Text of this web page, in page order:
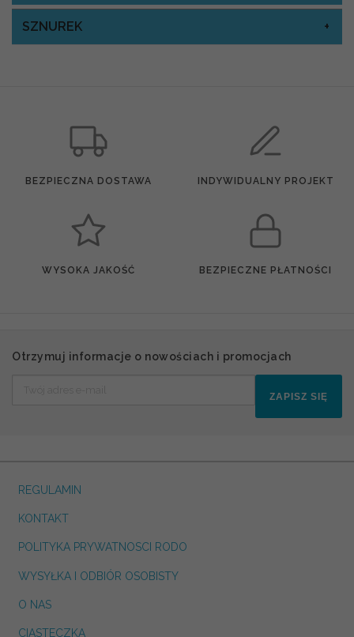
SZNUREK
BEZPIECZNA DOSTAWA INDYWIDUALNY PROJEKT
WYSOKA JAKOŚĆ BEZPIECZNE PŁATNOŚCI
Otrzymuj informacje o nowościach i promocjach
ZAPISZ SIĘ
REGULAMIN
KONTAKT
POLITYKA PRYWATNOSCI RODO
WYSYŁKA I ODBIÓR OSOBISTY
O NAS
CIASTECZKA